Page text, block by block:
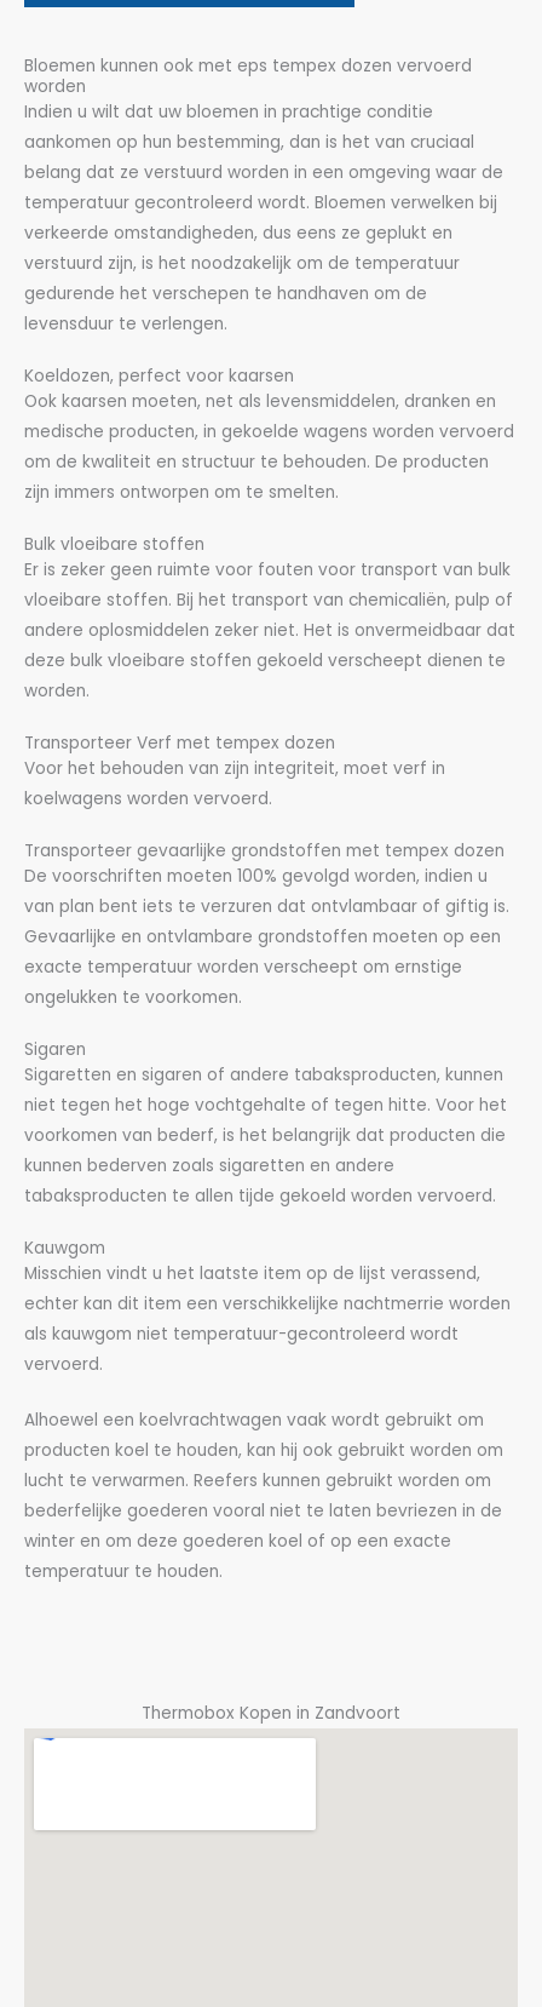
Bloemen kunnen ook met eps tempex dozen vervoerd
worden
Indien u wilt dat uw bloemen in prachtige conditie
aankomen op hun bestemming, dan is het van cruciaal
belang dat ze verstuurd worden in een omgeving waar de
temperatuur gecontroleerd wordt. Bloemen verwelken bij
verkeerde omstandigheden, dus eens ze geplukt en
verstuurd zijn, is het noodzakelijk om de temperatuur
gedurende het verschepen te handhaven om de
levensduur te verlengen.
Koeldozen, perfect voor kaarsen
Ook kaarsen moeten, net als levensmiddelen, dranken en
medische producten, in gekoelde wagens worden vervoerd
om de kwaliteit en structuur te behouden. De producten
zijn immers ontworpen om te smelten.
Bulk vloeibare stoffen
Er is zeker geen ruimte voor fouten voor transport van bulk
vloeibare stoffen. Bij het transport van chemicaliën, pulp of
andere oplosmiddelen zeker niet. Het is onvermeidbaar dat
deze bulk vloeibare stoffen gekoeld verscheept dienen te
worden.
Transporteer Verf met tempex dozen
Voor het behouden van zijn integriteit, moet verf in
koelwagens worden vervoerd.
Transporteer gevaarlijke grondstoffen met tempex dozen
De voorschriften moeten 100% gevolgd worden, indien u
van plan bent iets te verzuren dat ontvlambaar of giftig is.
Gevaarlijke en ontvlambare grondstoffen moeten op een
exacte temperatuur worden verscheept om ernstige
ongelukken te voorkomen.
Sigaren
Sigaretten en sigaren of andere tabaksproducten, kunnen
niet tegen het hoge vochtgehalte of tegen hitte. Voor het
voorkomen van bederf, is het belangrijk dat producten die
kunnen bederven zoals sigaretten en andere
tabaksproducten te allen tijde gekoeld worden vervoerd.
Kauwgom
Misschien vindt u het laatste item op de lijst verassend,
echter kan dit item een verschikkelijke nachtmerrie worden
als kauwgom niet temperatuur-gecontroleerd wordt
vervoerd.
Alhoewel een koelvrachtwagen vaak wordt gebruikt om
producten koel te houden, kan hij ook gebruikt worden om
lucht te verwarmen. Reefers kunnen gebruikt worden om
bederfelijke goederen vooral niet te laten bevriezen in de
winter en om deze goederen koel of op een exacte
temperatuur te houden.
Thermobox Kopen in Zandvoort